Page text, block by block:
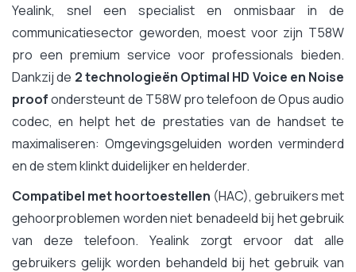
Yealink, snel een specialist en onmisbaar in de
communicatiesector geworden, moest voor zijn T58W
pro een premium service voor professionals bieden.
Dankzij de 2 technologieën Optimal HD Voice en Noise
proofondersteunt de T58W pro telefoon de Opus audio
codec, en helpt het de prestaties van de handset te
maximaliseren: Omgevingsgeluiden worden verminderd
en de stem klinkt duidelijker en helderder.
Compatibel met hoortoestellen (HAC), gebruikers met
gehoorproblemen worden niet benadeeld bij het gebruik
van deze telefoon. Yealink zorgt ervoor dat alle
gebruikers gelijk worden behandeld bij het gebruik van